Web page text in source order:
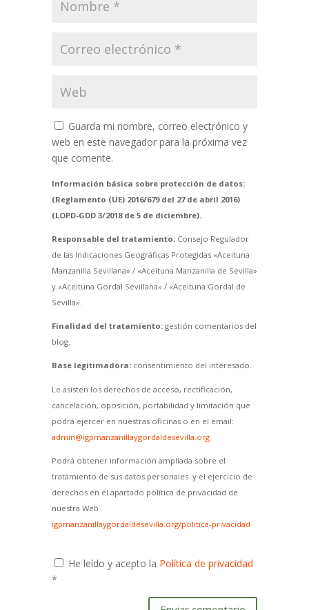
Guarda mi nombre, correo electrónico y
web en este navegador para la próxima vez
que comente.
Información básica sobre protección de datos:
(Reglamento (UE) 2016/679 del 27 de abril 2016)
(LOPD-GDD 3/2018 de 5 de diciembre).
Responsable del tratamiento:Consejo Regulador
de las Indicaciones Geográficas Protegidas «Aceituna
Manzanilla Sevillana» / «Aceituna Manzanilla de Sevilla»
y «Aceituna Gordal Sevillana» / «Aceituna Gordal de
Sevilla».
Finalidad del tratamiento:gestión comentarios del
blog.
Base legitimadora:consentimiento del interesado.
Le asisten los derechos de acceso, rectificación,
cancelación, oposición, portabilidad y limitación que
podrá ejercer en nuestras oficinas o en el email:
admin@igpmanzanillaygordaldesevilla.org
Podrá obtener información ampliada sobre el
tratamiento de sus datos personales y el ejercicio de
derechos en el apartado política de privacidad de
nuestra Web
igpmanzanillaygordaldesevilla.org/politica-privacidad
He leído y acepto la Política de privacidad
*